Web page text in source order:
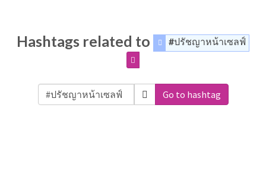
Hashtags related to #ปรัชญาหน้าเซลฟ์
Go to hashtag